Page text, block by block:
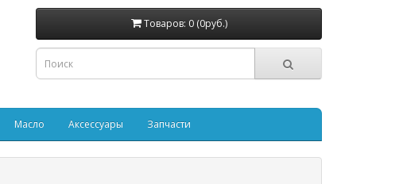
Товаров: 0 (0руб.)
Масло Аксессуары Запчасти